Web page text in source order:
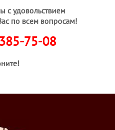
удовольствием
по всем вопросам!
75-08